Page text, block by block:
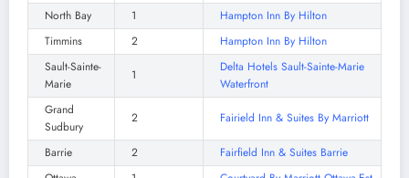
North Bay
1
Hampton Inn By Hilton
Timmins
2
Hampton Inn By Hilton
Sault-Sainte-
Marie
1
Delta Hotels Sault-Sainte-Marie
Waterfront
Grand
Sudbury
2 Fairield Inn & Suites By Marriott
Barrie 2
Fairfield Inn & Suites Barrie